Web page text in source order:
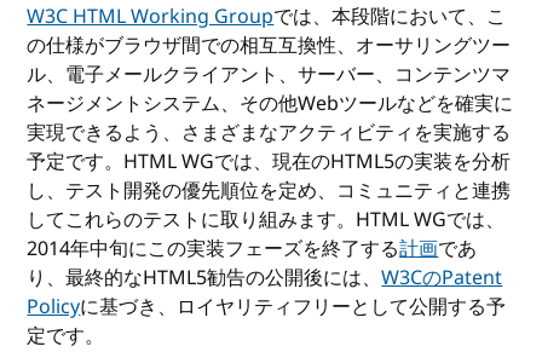
W3C HTML Working Groupでは、本段階において、こ
の仕様がブラウザ間での相互互換性、オーサリングツー
ル、電子メールクライアント、サーバー、コンテンツマ
ネージメントシステム、その他Webツールなどを確実に
実現できるよう、さまざまなアクティビティを実施する
予定です。HTML WGでは、現在のHTML5の実装を分析
し、テスト開発の優先順位を定め、コミュニティと連携
してこれらのテストに取り組みます。HTML WGでは、
2014年中旬にこの実装フェーズを終了する計画であ
り、最終的なHTML5勧告の公開後には、W3CのPatent
Policyに基づき、ロイヤリティフリーとして公開する予
定です。